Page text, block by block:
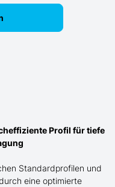
Profil für tiefe
Standardprofilen und
eine optimierte